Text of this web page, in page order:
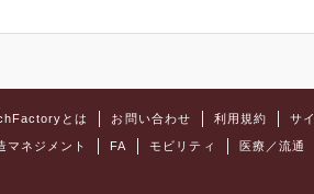
とは お問い合わせ 利用規約 サ
マネジメント FA モビリティ 医療／流通